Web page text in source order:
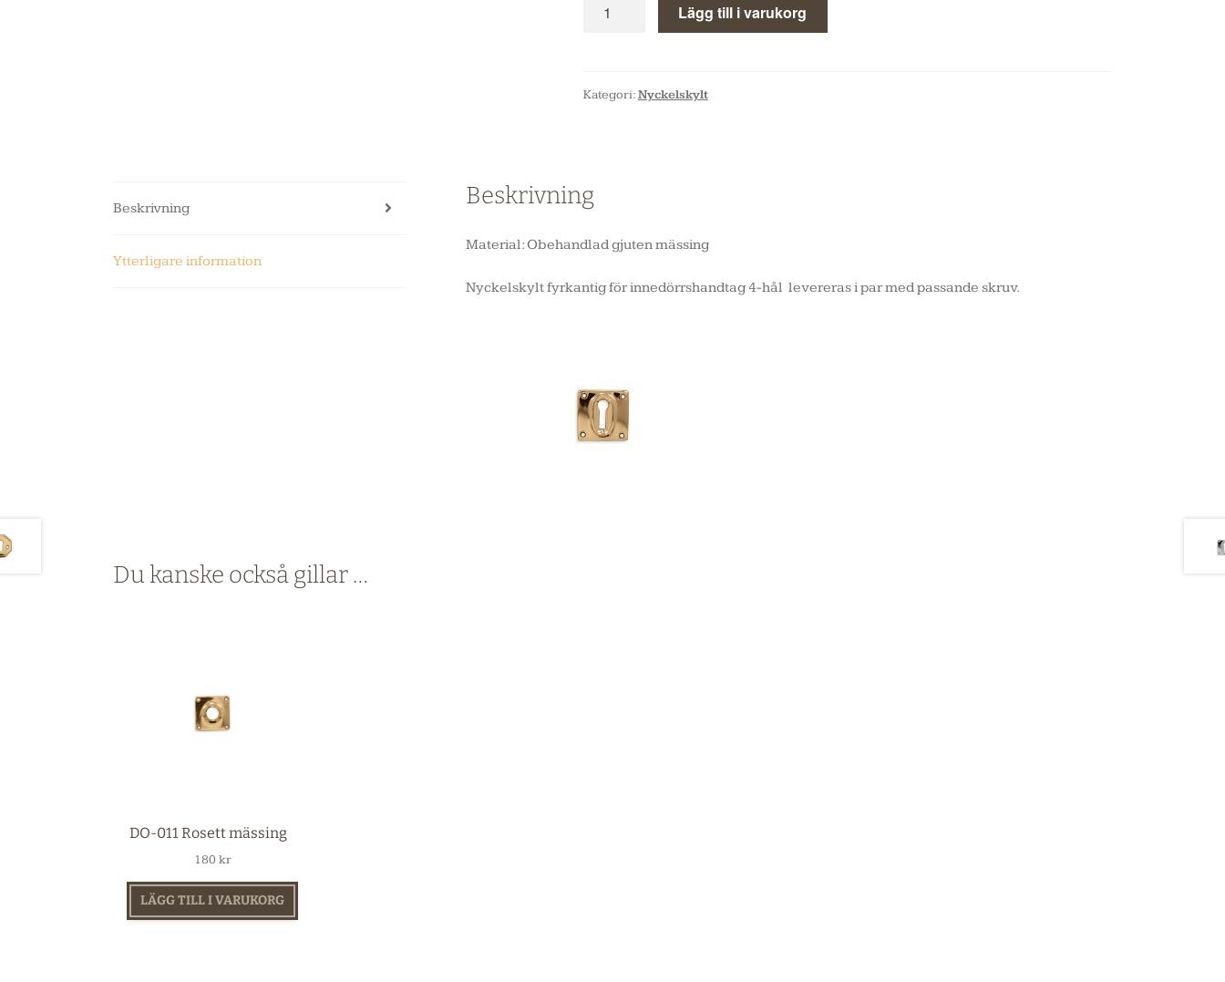
Lägg till i varukorg
Kategori:Nyckelskylt
Beskrivning
Ytterligare information
Beskrivning
Material: Obehandlad gjuten mässing
Nyckelskylt fyrkantig för innedörrshandtag 4-hål levereras i par med passande skruv.
Du kanske också gillar …
DO-011 Rosett mässing
180 kr
LÄGG TILL I VARUKORG